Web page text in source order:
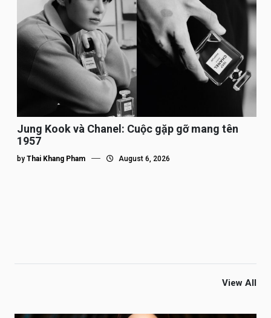
Jung Kook và Chanel: Cuộc gặp gỡ mang tên
1957
by Thai Khang Pham August 6, 2026
View All